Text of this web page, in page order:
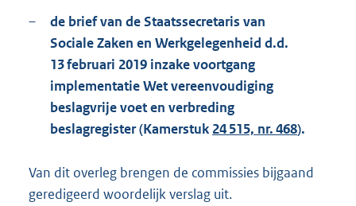
–
de brief van de Staatssecretaris van
Sociale Zaken en Werkgelegenheid d.d.
13 februari 2019 inzake voortgang
implementatie Wet vereenvoudiging
beslagvrije voet en verbreding
beslagregister (Kamerstuk 24 515, nr. 468).
Van dit overleg brengen de commissies bijgaand
geredigeerd woordelijk verslag uit.